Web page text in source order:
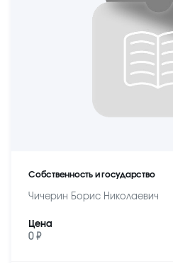
Собственность и государство
Чичерин Борис Николаевич
Цена
0 ₽